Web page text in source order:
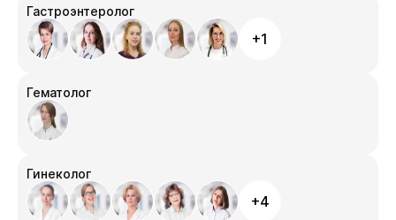
Гастроэнтеролог
+1
Гематолог
Гинеколог
+4